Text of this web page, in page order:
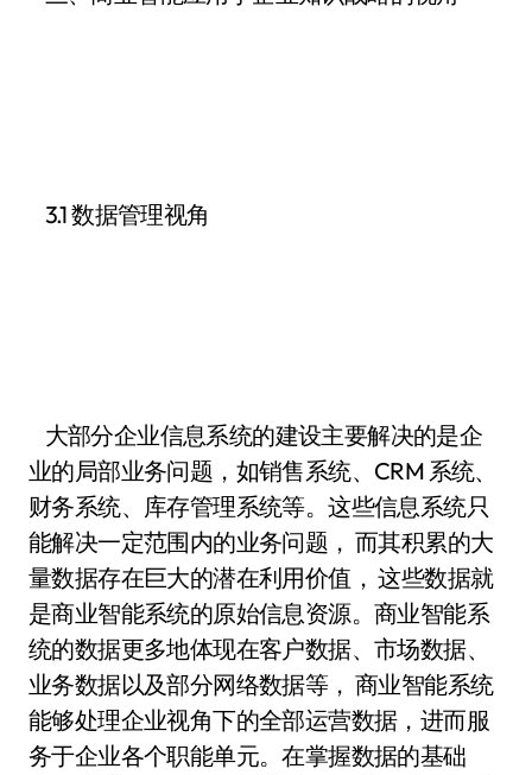
3.1 数据管理视角
大部分企业信息系统的建设主要解决的是企
业的局部业务问题，如销售系统、CRM 系统、
财务系统、库存管理系统等。这些信息系统只
能解决一定范围内的业务问题， 而其积累的大
量数据存在巨大的潜在利用价值， 这些数据就
是商业智能系统的原始信息资源。商业智能系
统的数据更多地体现在客户数据、市场数据、
业务数据以及部分网络数据等， 商业智能系统
能够处理企业视角下的全部运营数据，进而服
务于企业各个职能单元。在掌握数据的基础